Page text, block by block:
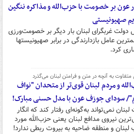
عون بر خصومت با حزب‌الله و مذاکره ننگین
صهیونیستی
دولت غربگرای لبنان بار دیگر بر خصومت‌ورزی
عامل بازدارندگی در برابر صهیونیستها
کرد.
متفاوت به آنچه در متن و فرامتن لبنان می‌گذرد
و مردم لبنان قوی‌تر از متحدان "نواف
سودای جوزف عون با مدل حسنی مبارک!
نمی‌تواند به‌گونه‌ای رفتار کند که انگار
نیروی مدافع لبنان یعنی حزب‌الله مورد
و منطقه ضاحیه به بیروت ربطی ندارد!